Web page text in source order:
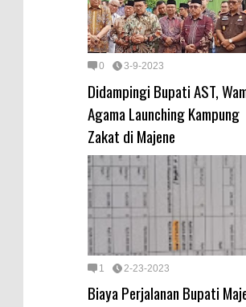
0 3-9-2023
Didampingi Bupati AST,
Agama Launching Kampung
Zakat di Majene
1 2-23-2023
Biaya Perjalanan Bupati